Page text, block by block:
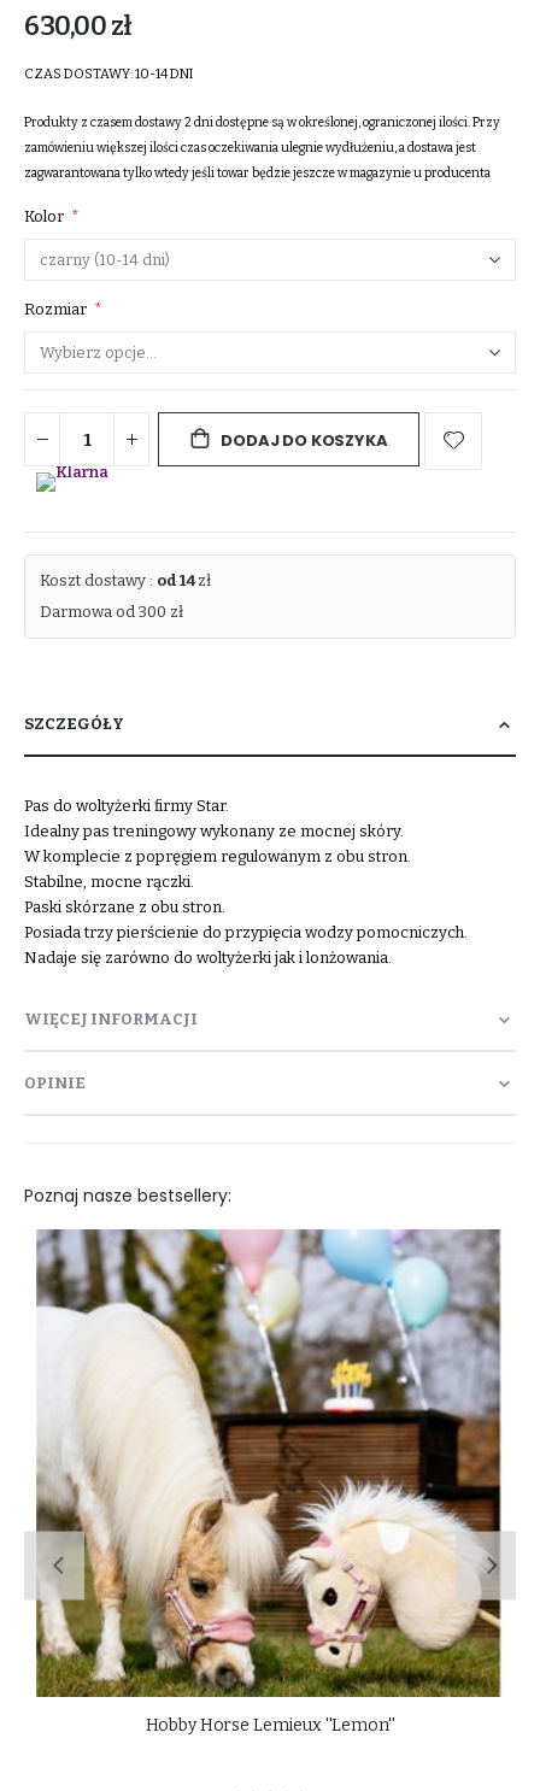
630,00 zł
CZAS DOSTAWY:10-14 DNI
Produkty z czasem dostawy 2 dni dostępne są w określonej, ograniczonej ilości. Przy
zamówieniu większej ilości czas oczekiwania ulegnie wydłużeniu, a dostawa jest
zagwarantowana tylko wtedy jeśli towar będzie jeszcze w magazynie u producenta
Kolor
Rozmiar
DODAJ DO KOSZYKA
Koszt dostawy : od 14zł
Darmowa od 300 zł
SZCZEGÓŁY
Pas do woltyżerki firmy Star.
Idealny pas treningowy wykonany ze mocnej skóry.
W komplecie z popręgiem regulowanym z obu stron.
Stabilne, mocne rączki.
Paski skórzane z obu stron.
Posiada trzy pierścienie do przypięcia wodzy pomocniczych.
Nadaje się zarówno do woltyżerki jak i lonżowania.
WIĘCEJ INFORMACJI
OPINIE
Poznaj nasze bestsellery:
Konik LeMieux ''Tiny Pony'' Freya